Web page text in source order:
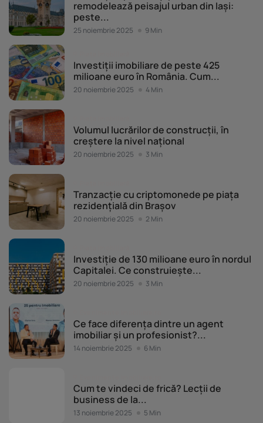
remodelează peisajul urban din Iași:
peste...
25 noiembrie 2025 9 Min
Investiții imobiliare de peste 425
milioane euro în România. Cum...
20 noiembrie 2025 4 Min
Volumul lucrărilor de construcții, în
creștere la nivel național
20 noiembrie 2025 3 Min
Tranzacție cu criptomonede pe piața
rezidențială din Brașov
20 noiembrie 2025 2 Min
Investiție de 130 milioane euro în nordul
Capitalei. Ce construiește...
20 noiembrie 2025 3 Min
Ce face diferența dintre un agent
imobiliar și un profesionist?...
14 noiembrie 2025 6 Min
Cum te vindeci de frică? Lecții de
business de la...
13 noiembrie 2025 5 Min